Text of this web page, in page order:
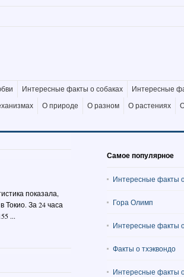
Интересные факты о собаках
Интересные
О природе О разном О растениях
показала,
За 24 часа
...
Самое популярное
Интересные факты
Гора Олимп
Интересные факты
Факты о тхэквондо
Интересные факты